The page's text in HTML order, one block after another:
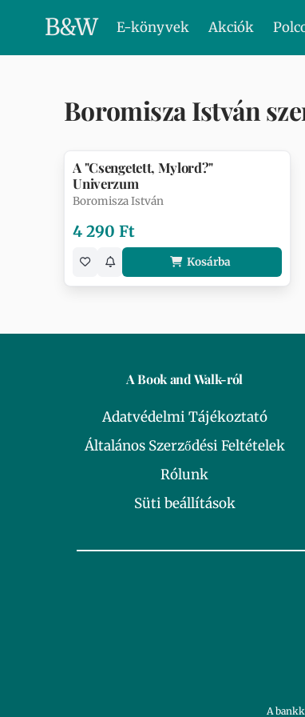
B&W E-könyvek Akciók
Boromisza István
A "Csengetett, Mylord?"
Univerzum
Boromisza István
4 290 Ft
Kosárba
A Book and Walk-ról
Adatvédelmi Tájékoztató
Általános Szerződési Feltételek
Rólunk
Süti beállítások
A